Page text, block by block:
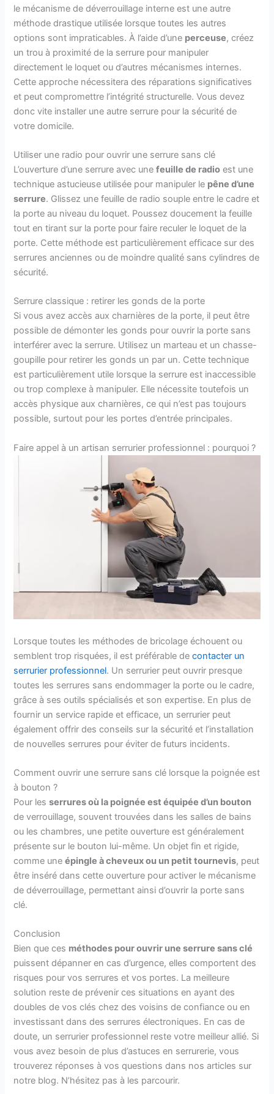
le mécanisme de déverrouillage interne est une autre
méthode drastique utilisée lorsque toutes les autres
options sont impraticables. À l’aide d’une perceuse, créez
un trou à proximité de la serrure pour manipuler
directement le loquet ou d’autres mécanismes internes.
Cette approche nécessitera des réparations significatives
et peut compromettre l’intégrité structurelle. Vous devez
donc vite installer une autre serrure pour la sécurité de
votre domicile.
Utiliser une radio pour ouvrir une serrure sans clé
L’ouverture d’une serrure avec unefeuille de radio est une
technique astucieuse utilisée pour manipuler le pêne d’une
serrure. Glissez une feuille de radio souple entre le cadre et
la porte au niveau du loquet. Poussez doucement la feuille
tout en tirant sur la porte pour faire reculer le loquet de la
porte. Cette méthode est particulièrement efficace sur des
serrures anciennes ou de moindre qualité sans cylindres de
sécurité.
Serrure classique : retirer les gonds de la porte
Si vous avez accès aux charnières de la porte, il peut être
possible de démonter les gonds pour ouvrir la porte sans
interférer avec la serrure. Utilisez un marteau et un chasse-
goupille pour retirer les gonds un par un. Cette technique
est particulièrement utile lorsque la serrure est inaccessible
ou trop complexe à manipuler. Elle nécessite toutefois un
accès physique aux charnières, ce qui n’est pas toujours
possible, surtout pour les portes d’entrée principales.
Faire appel à un artisan serrurier professionnel : pourquoi ?
Lorsque toutes les méthodes de bricolage échouent ou
semblent trop risquées, il est préférable decontacter un
serrurier professionnel. Un serrurier peut ouvrir presque
toutes les serrures sans endommager la porte ou le cadre,
grâce à ses outils spécialisés et son expertise. En plus de
fournir un service rapide et efficace, un serrurier peut
également offrir des conseils sur la sécurité et l’installation
de nouvelles serrures pour éviter de futurs incidents.
Comment ouvrir une serrure sans clé lorsque la poignée est
à bouton ?
Pour lesserrures où la poignée est équipée d’un bouton
de verrouillage, souvent trouvées dans les salles de bains
ou les chambres, une petite ouverture est généralement
présente sur le bouton lui-même. Un objet fin et rigide,
comme uneépingle à cheveux ou un petit tournevis, peut
être inséré dans cette ouverture pour activer le mécanisme
de déverrouillage, permettant ainsi d’ouvrir la porte sans
clé.
Conclusion
Bien que ces méthodes pour ouvrir une serrure sans clé
puissent dépanner en cas d’urgence, elles comportent des
risques pour vos serrures et vos portes. La meilleure
solution reste de prévenir ces situations en ayant des
doubles de vos clés chez des voisins de confiance ou en
investissant dans des serrures électroniques. En cas de
doute, un serrurier professionnel reste votre meilleur allié. Si
vous avez besoin de plus d’astuces en serrurerie, vous
trouverez réponses à vos questions dans nos articles sur
notre blog. N’hésitez pas à les parcourir.